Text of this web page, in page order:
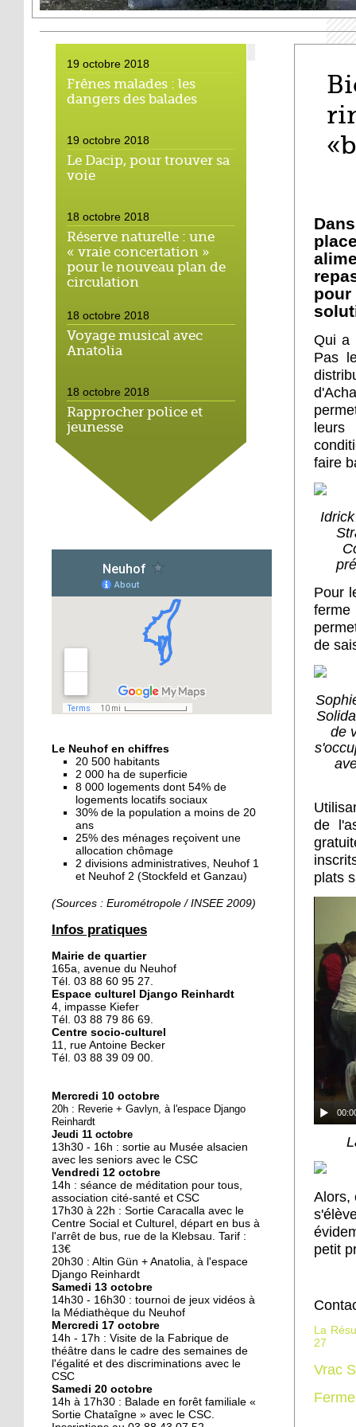
19 octobre 2018
Frênes malades : les
dangers des balades
19 octobre 2018
Le Dacip, pour trouver sa
voie
18 octobre 2018
Réserve naturelle : une
« vraie concertation »
pour le nouveau plan de
circulation
18 octobre 2018
Voyage musical avec
Anatolia
18 octobre 2018
Rapprocher police et
jeunesse
18 octobre 2018
Un jardin face aux
obstacles
Jouer à Fifa à la
médiathèque
16 octobre 2018
«Chacun me propose un
autofinancement là, ce
qui vous vient !»
16 octobre 2018
ciel ouvert »
16 octobre 2018
Un vécu de poids
15 octobre 2018
Difracto : devenir un pro
avec Django
Le vrac s'invite au Neuhof
11 octobre 2018
Les petites filles
chaussent leurs
10 octobre 2018
Nouveau look pour une
nouvelle mairie
19 octobre 2017
Face au challenge du
numérique
19 octobre 2017
La précarité tue
18 octobre 2017
Quatre décennies au
chevet du Neuhof
18 octobre 2017
Le Neuhof en chiffres
20 500 habitants
2 000 ha de superficie
8 000 logements dont 54% de
logements locatifs sociaux
30% de la population a moins de 20
ans
25% des ménages reçoivent une
allocation chômage
2 divisions administratives, Neuhof 1
et Neuhof 2 (Stockfeld et Ganzau)
(Sources : Eurométropole / INSEE 2009)
Infos pratiques
Mairie de quartier
165a, avenue du Neuhof
Tél. 03 88 60 95 27.
Espace culturel Django Reinhardt
4, impasse Kiefer
Tél. 03 88 79 86 69.
Centre socio-culturel
11, rue Antoine Becker
Tél. 03 88 39 09 00.
Mercredi 10 octobre
20h : Reverie + Gavlyn, à l'espace Django
Reinhardt
Jeudi 11 octobre
13h30 - 16h : sortie au Musée alsacien
avec les seniors avec le CSC
Vendredi 12 octobre
14h : séance de méditation pour tous,
association cité-santé et CSC
17h30 à 22h : Sortie Caracalla avec le
Centre Social et Culturel, départ en bus à
l'arrêt de bus, rue de la Klebsau. Tarif :
13€
20h30 : Altin Gün + Anatolia, à l'espace
Django Reinhardt
Samedi 13 octobre
14h30 - 16h30 : tournoi de jeux vidéos à
la Médiathèque du Neuhof
Mercredi 17 octobre
14h - 17h : Visite de la Fabrique de
théâtre dans le cadre des semaines de
l'égalité et des discriminations avec le
CSC
Samedi 20 octobre
14h à 17h30 : Balade en forêt familiale «
Sortie Chataîgne » avec le CSC.
Qui a
Pas
faire
Pour
de
de
de
plats
Alors,
petit
La
27
Vrac